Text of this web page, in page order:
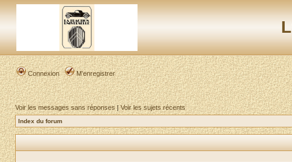
Connexion M’enregistrer
Voir les messages sans réponses|Voir les sujets récents
Index du forum